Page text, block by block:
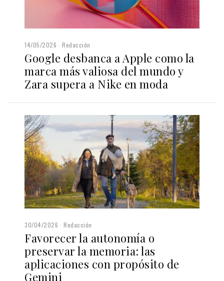
14/05/2026 Redacción
Google desbanca a Apple como la
marca más valiosa del mundo y
Zara supera a Nike en moda
30/04/2026 Redacción
Favorecer la autonomía o
preservar la memoria: las
aplicaciones con propósito de
Gemini